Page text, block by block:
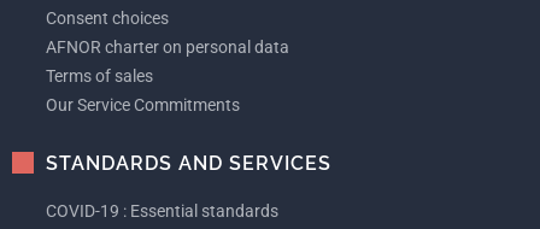
Consent choices
AFNOR charter on personal data
Terms of sales
Our Service Commitments
STANDARDS AND SERVICES
COVID-19 : Essential standards